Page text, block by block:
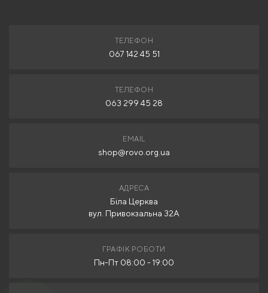
ТЕЛЕФОН
067 142 45 51
ТЕЛЕФОН
063 299 45 28
EMAIL
shop@rovo.org.ua
АДРЕСА
Біла Церква
вул. Привокзальна 32А
ГРАФІК РОБОТИ
Пн-Пт 08:00 - 19:00